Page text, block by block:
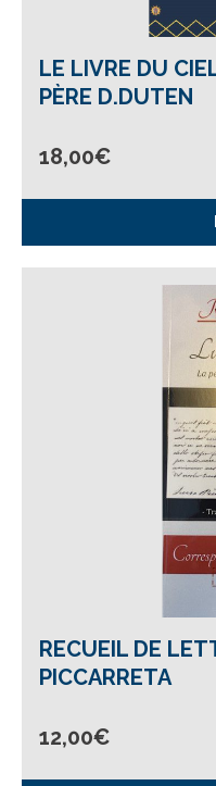
LE LIVRE DU
PÈRE D.DUTEN
18,00€
RECUEIL DE
PICCARRETA
12,00€